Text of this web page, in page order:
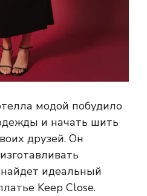
модой побудило
и начать шить
друзей. Он
идеальный
Keep Close.